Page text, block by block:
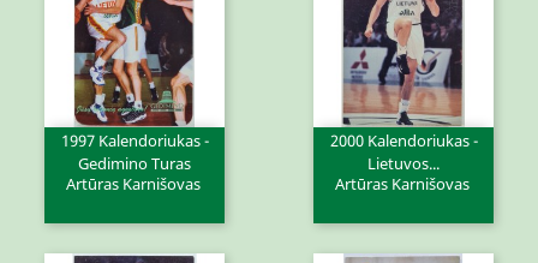
1997 Kalendoriukas -
Gedimino Turas
Artūras Karnišovas
2000 Kalendoriukas -
Lietuvos...
Artūras Karnišovas